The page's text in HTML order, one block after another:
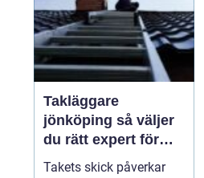
Takläggare
jönköping så väljer
du rätt expert för
ditt tak
Takets skick påverkar